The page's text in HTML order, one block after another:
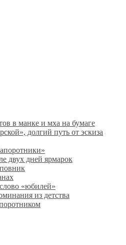
в манке и мха на бумаге
долгий путь от эскиза
двух дней ярмарок
«юбилей»
из детства